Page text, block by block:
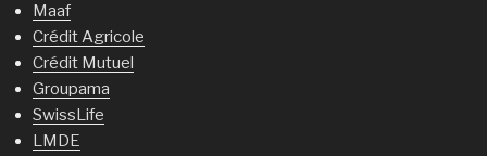
Maaf
Crédit Agricole
Crédit Mutuel
Groupama
SwissLife
LMDE